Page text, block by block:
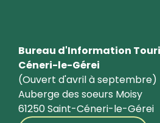
Bureau d'Information
Céneri-le-Gérei
(Ouvert d'avril à septembre)
Auberge des soeurs Moisy
61250 Saint-Céneri-le-Gérei